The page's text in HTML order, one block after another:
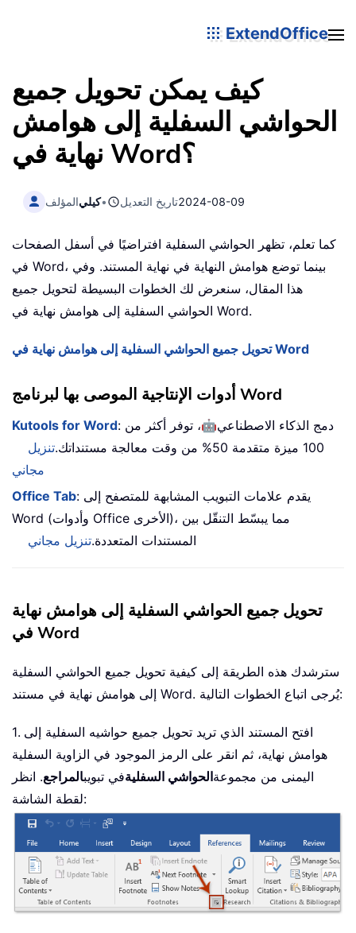
ExtendOffice
كيف يمكن تحويل جميع
الحواشي السفلية إلى هوامش
نهاية في Word؟
المؤلفكيلي• تاريخ التعديل2024-08-09
كما تعلم، تظهر الحواشي السفلية افتراضيًا في أسفل الصفحات
في Word، بينما توضع هوامش النهاية في نهاية المستند. وفي
هذا المقال، سنعرض لك الخطوات البسيطة لتحويل جميع
الحواشي السفلية إلى هوامش نهاية في Word.
تحويل جميع الحواشي السفلية إلى هوامش نهاية في Word
أدوات الإنتاجية الموصى بها لبرنامج Word
Kutools for Word : دمج الذكاء الاصطناعي🤖، توفر أكثر من
100 ميزة متقدمة 50% من وقت معالجة مستنداتك.
تنزيل
مجاني
Office Tab: يقدم علامات التبويب المشابهة للمتصفح إلى
Word (وأدوات Office الأخرى)، مما يبسّط التنقّل بين
المستندات المتعددة.تنزيل مجاني
تحويل جميع الحواشي السفلية إلى هوامش نهاية
في Word
سترشدك هذه الطريقة إلى كيفية تحويل جميع الحواشي السفلية
إلى هوامش نهاية في مستند Word. يُرجى اتباع الخطوات التالية:
1. افتح المستند الذي تريد تحويل جميع حواشيه السفلية إلى
هوامش نهاية، ثم انقر على الرمز الموجود في الزاوية السفلية
اليمنى من مجموعةالحواشي السفليةفي تبويبالمراجع. انظر
لقطة الشاشة: